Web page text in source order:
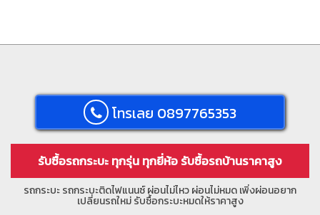
โทรเลย 0897765353
รับซื้อรถกระบะ ทุกรุ่น ทุกยี่ห้อ รับซื้อรถบ้านราคาสูง
รถกระบะ รถกระบะติดไฟแนนซ์ ผ่อนไม่ไหว ผ่อนไม่หมด เพิ่งผ่อนอยาก
เปลี่ยนรถใหม่ รับซื้อกระบะหมดให้ราคาสูง